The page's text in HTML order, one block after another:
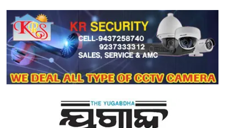
content